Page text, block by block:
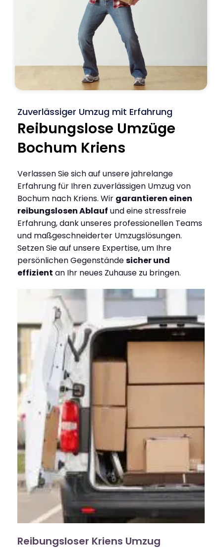
Zuverlässiger Umzug mit Erfahrung
Reibungslose Umzüge
Bochum Kriens
Verlassen Sie sich auf unsere jahrelange
Erfahrung für Ihren zuverlässigen Umzug von
Bochum nach Kriens. Wir garantieren einen
reibungslosen Ablauf und eine stressfreie
Erfahrung, dank unseres professionellen Teams
und maßgeschneiderter Umzugslösungen.
Setzen Sie auf unsere Expertise, um Ihre
persönlichen Gegenständesicher und
effizient an Ihr neues Zuhause zu bringen.
Reibungsloser Kriens Umzug